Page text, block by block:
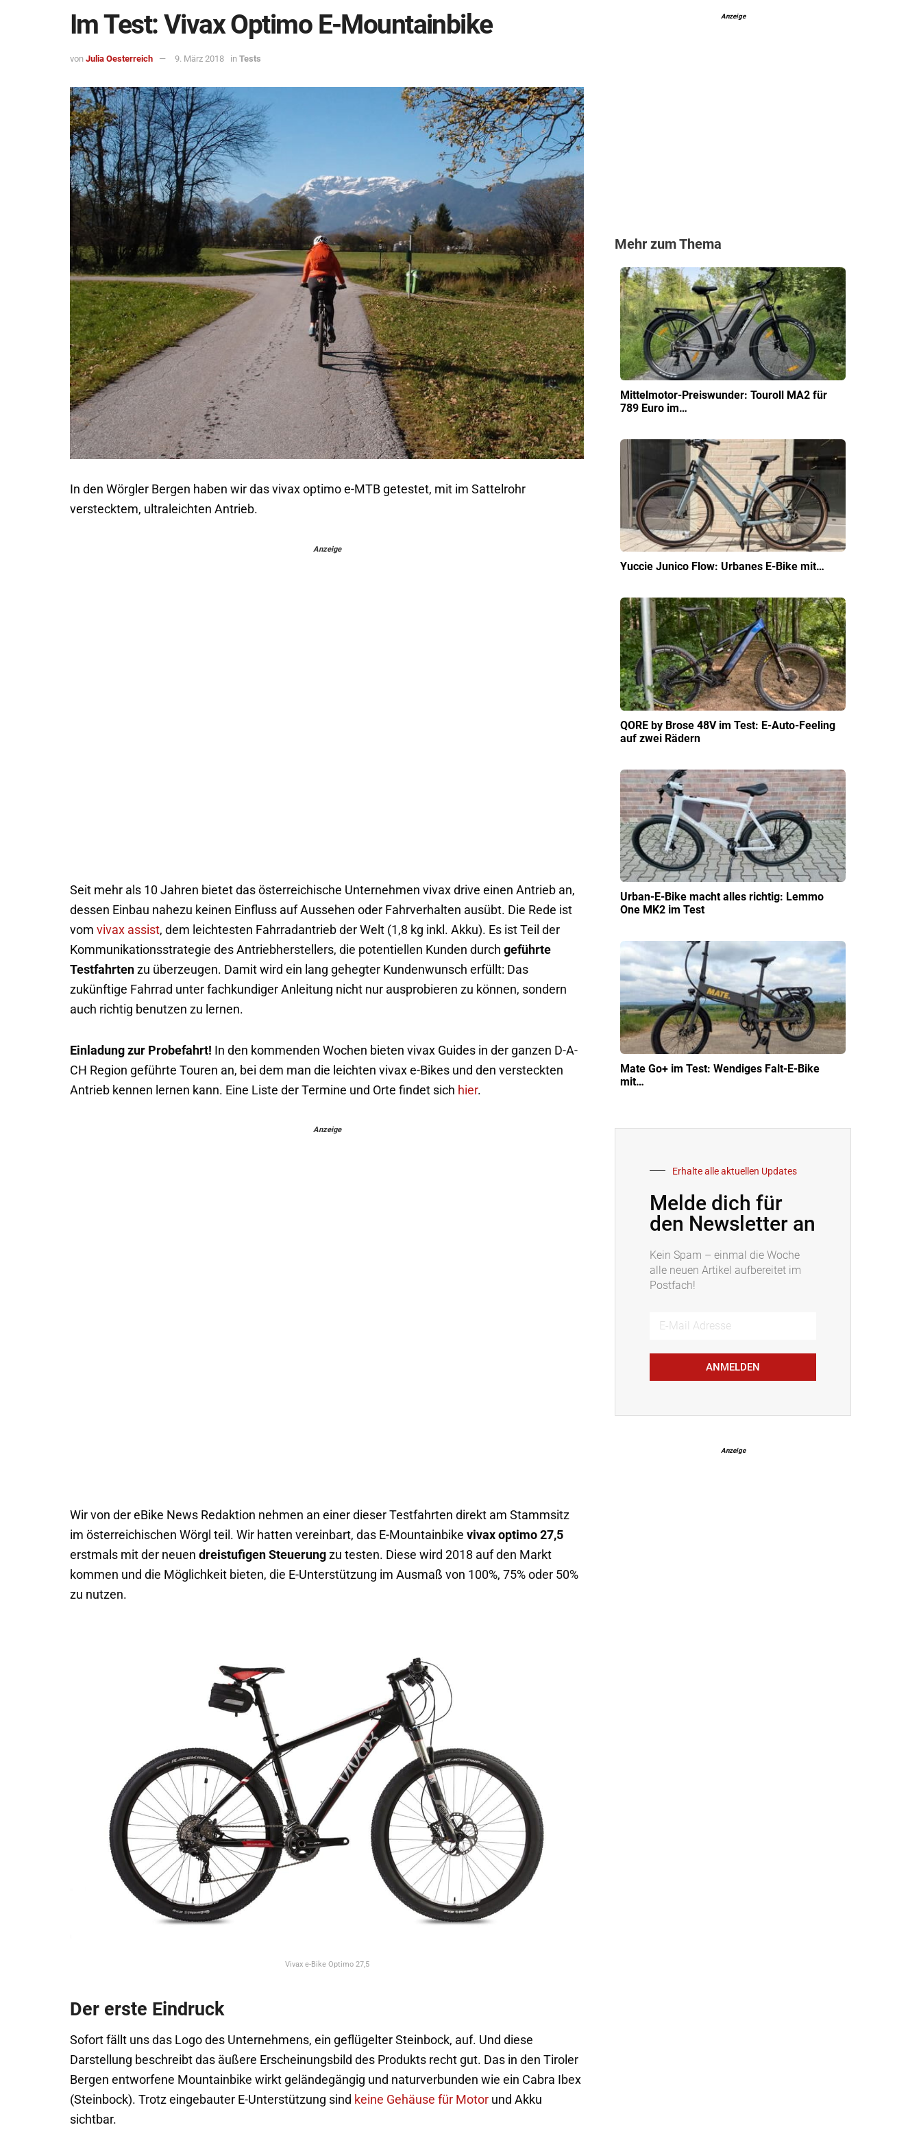
Im Test: Vivax Optimo E-Mountainbike
von Julia Oesterreich 9. März 2018 in Tests
In den Wörgler Bergen haben wir das vivax optimo e-MTB getestet, mit im Sattelrohr
verstecktem, ultraleichten Antrieb.
Anzeige
Seit mehr als 10 Jahren bietet das österreichische Unternehmen vivax drive einen Antrieb an,
dessen Einbau nahezu keinen Einfluss auf Aussehen oder Fahrverhalten ausübt. Die Rede ist
vom vivax assist, dem leichtesten Fahrradantrieb der Welt (1,8 kg inkl. Akku). Es ist Teil der
Kommunikationsstrategie des Antriebherstellers, die potentiellen Kunden durch geführte
Testfahrten zu überzeugen. Damit wird ein lang gehegter Kundenwunsch erfüllt: Das
zukünftige Fahrrad unter fachkundiger Anleitung nicht nur ausprobieren zu können, sondern
auch richtig benutzen zu lernen.
Einladung zur Probefahrt! In den kommenden Wochen bieten vivax Guides in der ganzen D-A-
CH Region geführte Touren an, bei dem man die leichten vivax e-Bikes und den versteckten
Antrieb kennen lernen kann. Eine Liste der Termine und Orte findet sich hier.
Anzeige
Wir von der eBike News Redaktion nehmen an einer dieser Testfahrten direkt am Stammsitz
im österreichischen Wörgl teil. Wir hatten vereinbart, das E-Mountainbike vivax optimo 27,5
erstmals mit der neuen dreistufigen Steuerung zu testen. Diese wird 2018 auf den Markt
kommen und die Möglichkeit bieten, die E-Unterstützung im Ausmaß von 100%, 75% oder 50%
zu nutzen.
Vivax e-Bike Optimo 27,5
Der erste Eindruck
Sofort fällt uns das Logo des Unternehmens, ein geflügelter Steinbock, auf. Und diese
Darstellung beschreibt das äußere Erscheinungsbild des Produkts recht gut. Das in den Tiroler
Bergen entworfene Mountainbike wirkt geländegängig und naturverbunden wie ein Cabra Ibex
(Steinbock). Trotz eingebauter E-Unterstützung sind keine Gehäuse für Motor und Akku
sichtbar.
Anzeige
Mehr zum Thema
Mittelmotor-Preiswunder: Touroll MA2 für
789 Euro im…
Yuccie Junico Flow: Urbanes E-Bike mit…
QORE by Brose 48V im Test: E-Auto-Feeling
auf zwei Rädern
Urban-E-Bike macht alles richtig: Lemmo
One MK2 im Test
Mate Go+ im Test: Wendiges Falt-E-Bike
mit…
Erhalte alle aktuellen Updates
Melde dich für
den Newsletter an
Kein Spam – einmal die Woche
alle neuen Artikel aufbereitet im
Postfach!
ANMELDEN
Anzeige